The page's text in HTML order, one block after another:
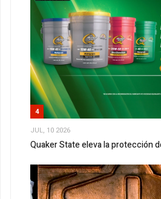
4
JUL, 10 2026
Quaker State eleva la protección